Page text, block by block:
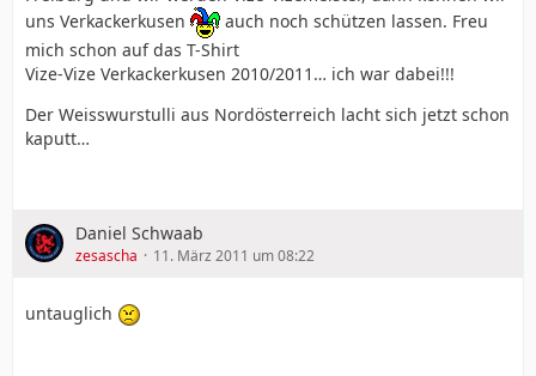
uns Verkackerkusen
auch noch schützen lassen. Freu
mich schon auf das T-Shirt
Vize-Vize Verkackerkusen 2010/2011… ich war dabei!!!
Der Weisswurstulli aus Nordösterreich lacht sich jetzt schon
kaputt…
Daniel Schwaab
zesascha 11. März 2011 um 08:22
untauglich